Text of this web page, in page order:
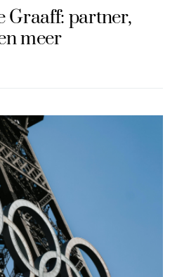
Graaff: partner,
meer